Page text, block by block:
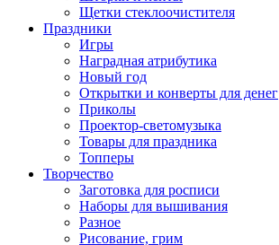
Щетки стеклоочистителя
Праздники
Игры
Наградная атрибутика
Новый год
Открытки и конверты для денег
Приколы
Проектор-светомузыка
Товары для праздника
Топперы
Творчество
Заготовка для росписи
Наборы для вышивания
Разное
Рисование, грим